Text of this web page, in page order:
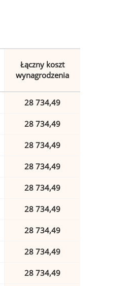
Łączny koszt
wynagrodzenia
28 734,49
28 734,49
28 734,49
28 734,49
28 734,49
28 734,49
28 734,49
28 734,49
28 734,49